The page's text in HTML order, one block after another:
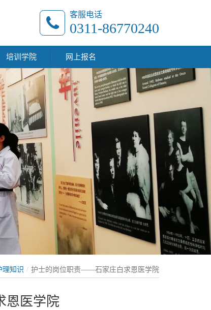
客服电话
0311-86770240
培训学院 网上报名
理知识 护士的岗位职责——石家庄白求恩医学院
医学院